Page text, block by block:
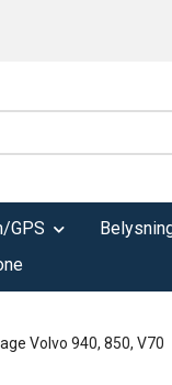
GPS
Volvo 940, 850, V70